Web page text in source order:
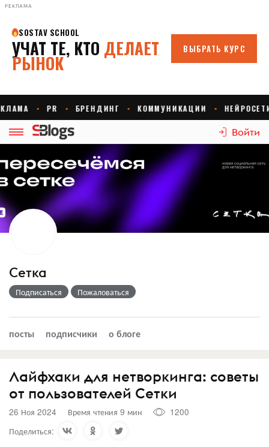
РЕКЛАМА
Войти
Сетка
Подписаться Пожаловаться
посты подписчики о блоге
Лайфхаки для нетворкинга: советы
от пользователей Сетки
26 Ноя 2024 Время чтения 9 мин
1200
Поделиться: